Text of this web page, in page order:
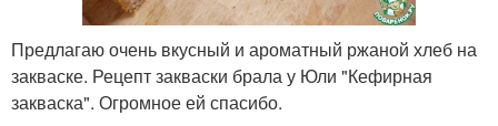
Предлагаю очень вкусный и ароматный ржаной хлеб на
закваске. Рецепт закваски брала у Юли "Кефирная
закваска". Огромное ей спасибо.